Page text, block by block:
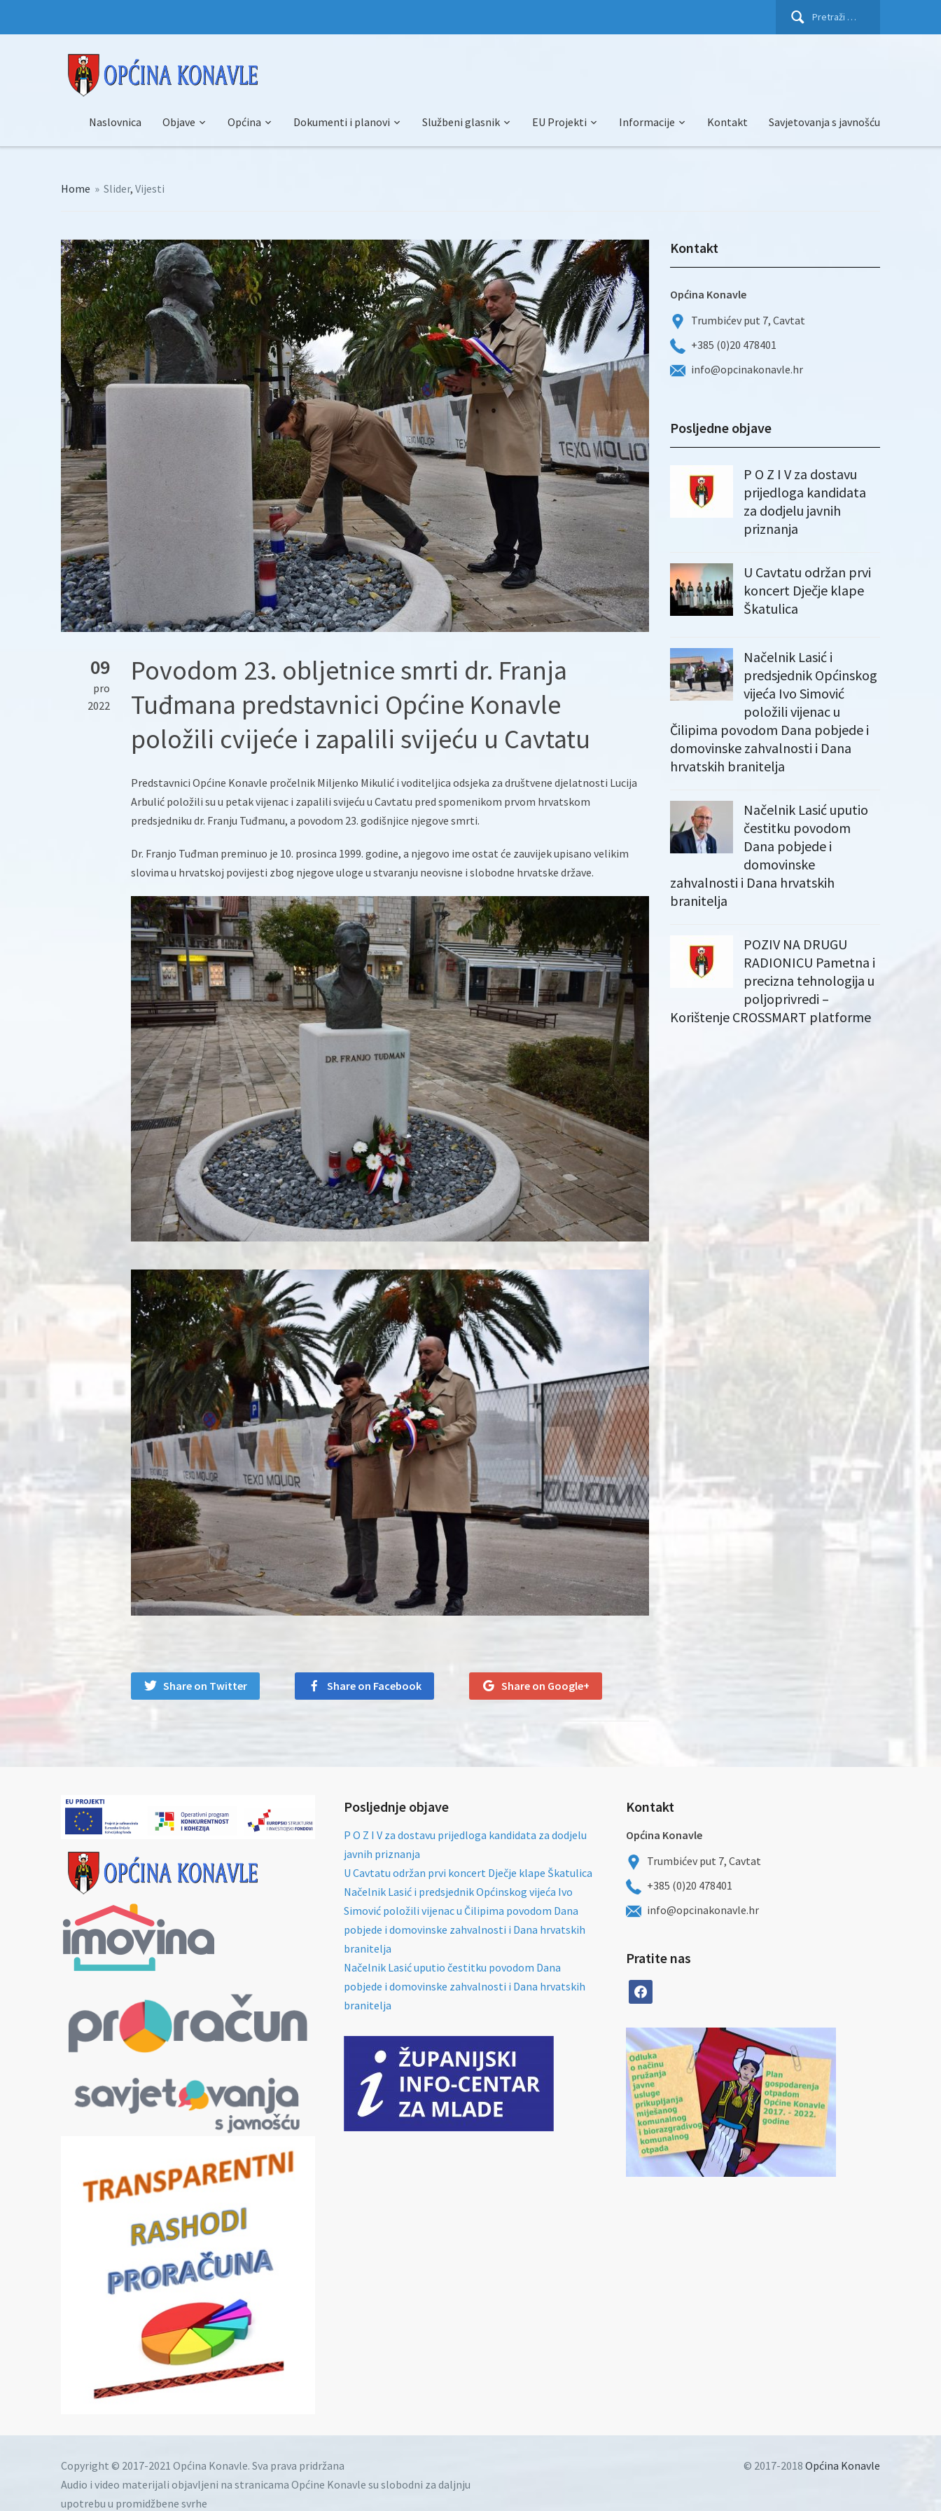
Pretraži:
Naslovnica Objave Općina Dokumenti i planovi Službeni glasnik EU Projekti Informacije Kontakt Savjetovanja s javnošću
Home » Slider, Vijesti
09
pro
2022
Povodom 23. obljetnice smrti dr. Franja
Tuđmana predstavnici Općine Konavle
položili cvijeće i zapalili svijeću u Cavtatu
Predstavnici Općine Konavle pročelnik Miljenko Mikulić i voditeljica odsjeka za društvene djelatnosti Lucija
Arbulić položili su u petak vijenac i zapalili svijeću u Cavtatu pred spomenikom prvom hrvatskom
predsjedniku dr. Franju Tuđmanu, a povodom 23. godišnjice njegove smrti.
Dr. Franjo Tuđman preminuo je 10. prosinca 1999. godine, a njegovo ime ostat će zauvijek upisano velikim
slovima u hrvatskoj povijesti zbog njegove uloge u stvaranju neovisne i slobodne hrvatske države.
Share on Twitter Share on Facebook Share on Google+
Kontakt
Općina Konavle
Trumbićev put 7, Cavtat
+385 (0)20 478401
info@opcinakonavle.hr
Posljedne objave
P O Z I V za dostavu
prijedloga kandidata
za dodjelu javnih
priznanja
U Cavtatu održan prvi
koncert Dječje klape
Škatulica
Načelnik Lasić i
predsjednik Općinskog
vijeća Ivo Simović
položili vijenac u
Čilipima povodom Dana pobjede i
domovinske zahvalnosti i Dana
hrvatskih branitelja
Načelnik Lasić uputio
čestitku povodom
Dana pobjede i
domovinske
zahvalnosti i Dana hrvatskih
branitelja
POZIV NA DRUGU
RADIONICU Pametna i
precizna tehnologija u
poljoprivredi –
Korištenje CROSSMART platforme
Posljednje objave
P O Z I V za dostavu prijedloga kandidata za dodjelu
javnih priznanja
U Cavtatu održan prvi koncert Dječje klape Škatulica
Načelnik Lasić i predsjednik Općinskog vijeća Ivo
Simović položili vijenac u Čilipima povodom Dana
pobjede i domovinske zahvalnosti i Dana hrvatskih
branitelja
Načelnik Lasić uputio čestitku povodom Dana
pobjede i domovinske zahvalnosti i Dana hrvatskih
branitelja
Kontakt
Općina Konavle
Trumbićev put 7, Cavtat
+385 (0)20 478401
info@opcinakonavle.hr
Pratite nas
facebook
Copyright © 2017-2021 Općina Konavle. Sva prava pridržana
Audio i video materijali objavljeni na stranicama Općine Konavle su slobodni za daljnju
upotrebu u promidžbene svrhe
© 2017-2018 Općina Konavle